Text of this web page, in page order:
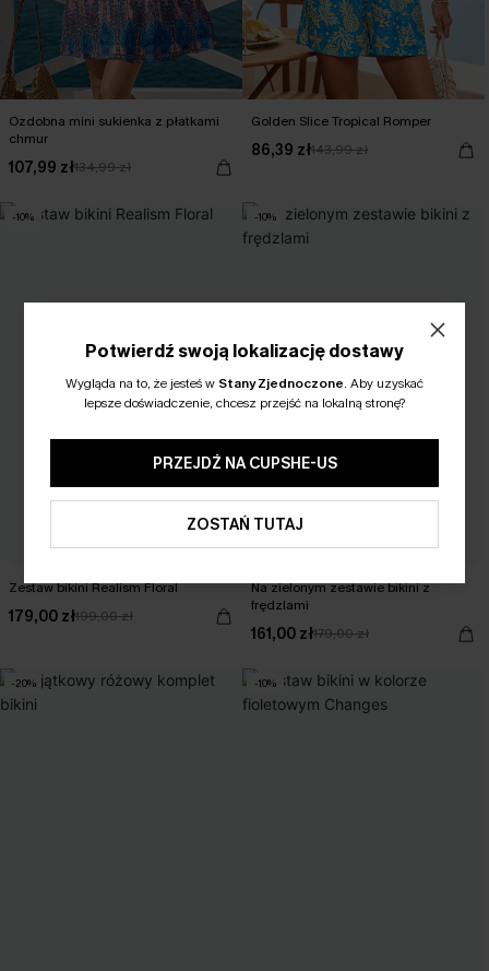
Ozdobna mini sukienka z płatkami
chmur
107,99 zł134,99 zł
Golden Slice Tropical Romper
86,39 zł143,99 zł
-10%
Zestaw bikini Realism Floral
179,00 zł199,00 zł
-10%
Na zielonym zestawie bikini z
frędzlami
161,00 zł179,00 zł
-20% -10%
Potwierdź swoją lokalizację dostawy
Wygląda na to, że jesteś w Stany Zjednoczone. Aby uzyskać
lepsze doświadczenie, chcesz przejść na lokalną stronę?
PRZEJDŹ NA CUPSHE-US
ZOSTAŃ TUTAJ